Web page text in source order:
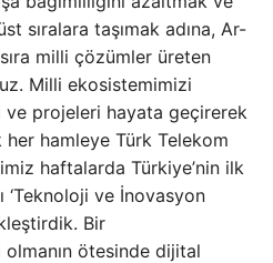
sıralara taşımak adına, Ar-
sıra milli çözümler üreten
Milli ekosistemimizi
projeleri hayata geçirerek
hamleye Türk Telekom
haftalarda Türkiye’nin ilk
‘Teknoloji ve İnovasyon
Bir
ötesinde dijital